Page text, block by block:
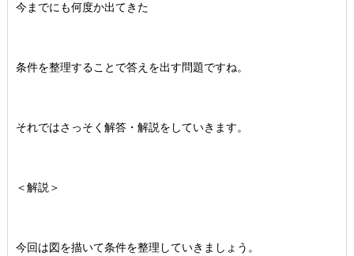
今までにも何度か出てきた
条件を整理することで答えを出す問題ですね。
それではさっそく解答・解説をしていきます。
＜解説＞
今回は図を描いて条件を整理していきましょう。